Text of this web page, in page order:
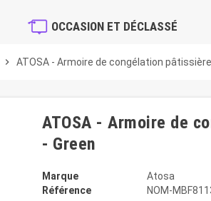
OCCASION ET DÉCLASSÉ
chevron_right ATOSA - Armoire de congélation
ATOSA - Armoire de
- Green
Marque
Atosa
Référence
NOM-